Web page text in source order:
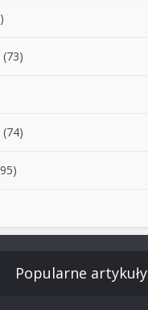
(73)
(74)
Popularne artykuły